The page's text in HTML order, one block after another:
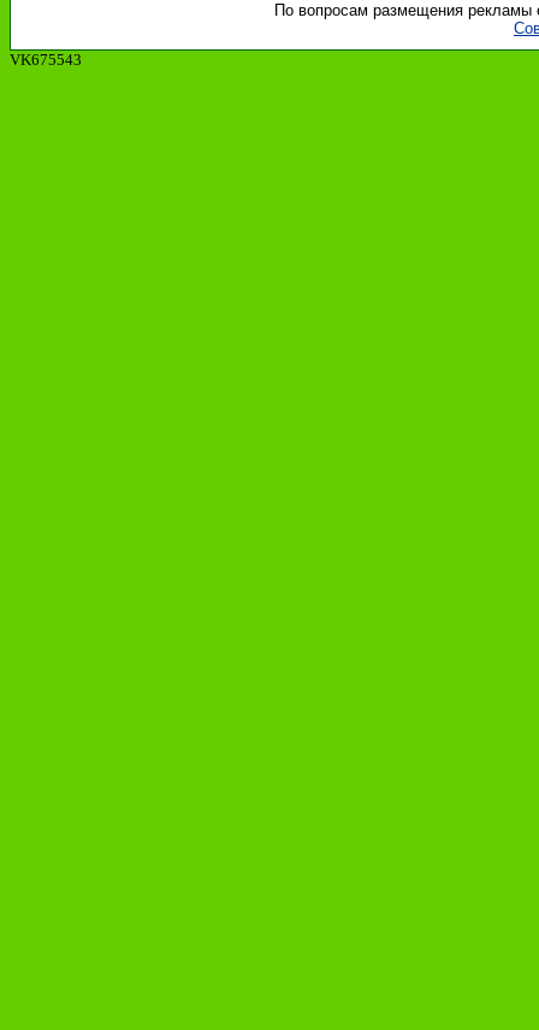
По вопросам размещения рекламы
VK675543